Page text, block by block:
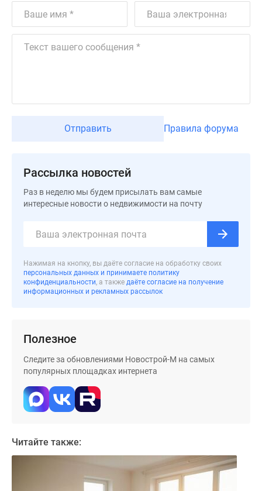
места
#траншевая
ипотека
Квартиры
Видео
новостроек
застройщиком
Поиск
Москве
Новостройки
премиум-
класса
Новостройки
класса
Рассрочка
Отправить Правила форума
Рассылка новостей
Раз в неделю мы будем присылать вам самые
интересные новости о недвижимости на почту
Нажимая на кнопку, вы даёте согласие на обработку своих
персональных данных и принимаете политику
конфиденциальности, а также даёте согласие на получение
информационных и рекламных рассылок
Полезное
Следите за обновлениями Новострой-М на самых
популярных площадках интернета
Читайте также: